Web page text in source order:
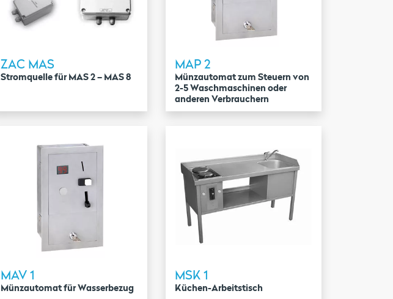
ZAC MAS
Stromquelle für MAS 2 – MAS 8
MAP 2
Münzautomat zum Steuern von
2-5 Waschmaschinen oder
anderen Verbrauchern
MAV 1
Münzautomat für Wasserbezug
MSK 1
Küchen-Arbeitstisch